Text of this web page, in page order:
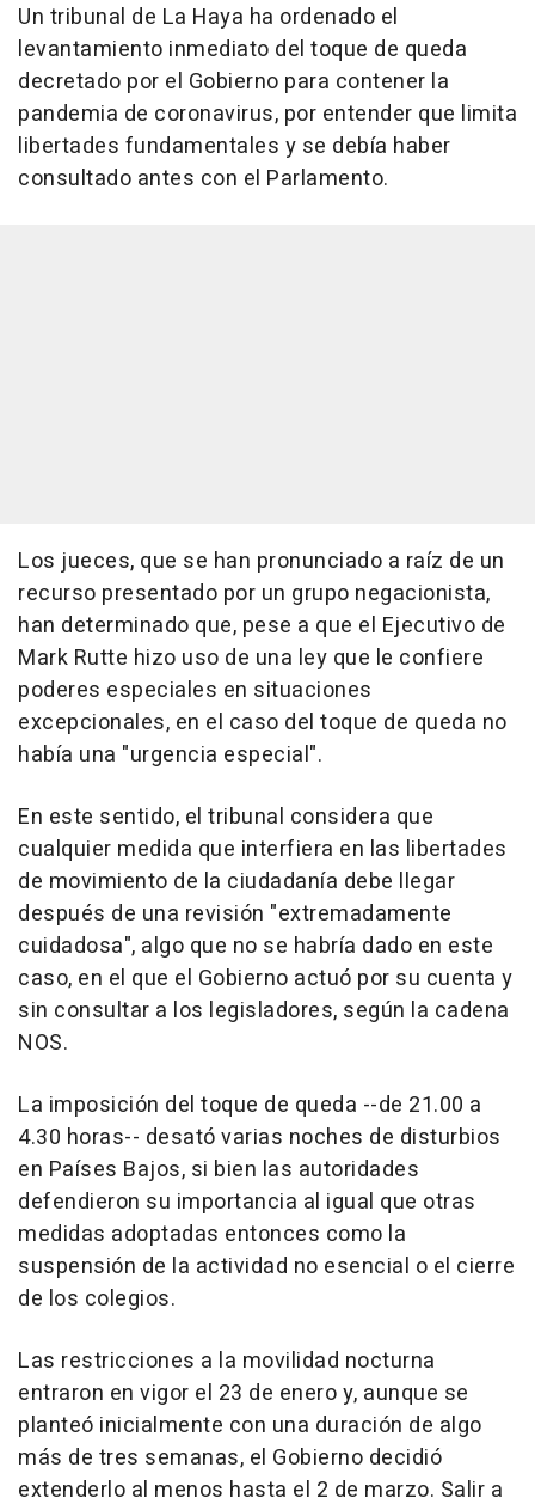
Un tribunal de La Haya ha ordenado el
levantamiento inmediato del toque de queda
decretado por el Gobierno para contener la
pandemia de coronavirus, por entender que limita
libertades fundamentales y se debía haber
consultado antes con el Parlamento.
Los jueces, que se han pronunciado a raíz de un
recurso presentado por un grupo negacionista,
han determinado que, pese a que el Ejecutivo de
Mark Rutte hizo uso de una ley que le confiere
poderes especiales en situaciones
excepcionales, en el caso del toque de queda no
había una "urgencia especial".
En este sentido, el tribunal considera que
cualquier medida que interfiera en las libertades
de movimiento de la ciudadanía debe llegar
después de una revisión "extremadamente
cuidadosa", algo que no se habría dado en este
caso, en el que el Gobierno actuó por su cuenta y
sin consultar a los legisladores, según la cadena
NOS.
La imposición del toque de queda --de 21.00 a
4.30 horas-- desató varias noches de disturbios
en Países Bajos, si bien las autoridades
defendieron su importancia al igual que otras
medidas adoptadas entonces como la
suspensión de la actividad no esencial o el cierre
de los colegios.
Las restricciones a la movilidad nocturna
entraron en vigor el 23 de enero y, aunque se
planteó inicialmente con una duración de algo
más de tres semanas, el Gobierno decidió
extenderlo al menos hasta el 2 de marzo. Salir a